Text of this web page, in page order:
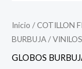
Inicio / COTILLON
BURBUJA/
GLOBOS